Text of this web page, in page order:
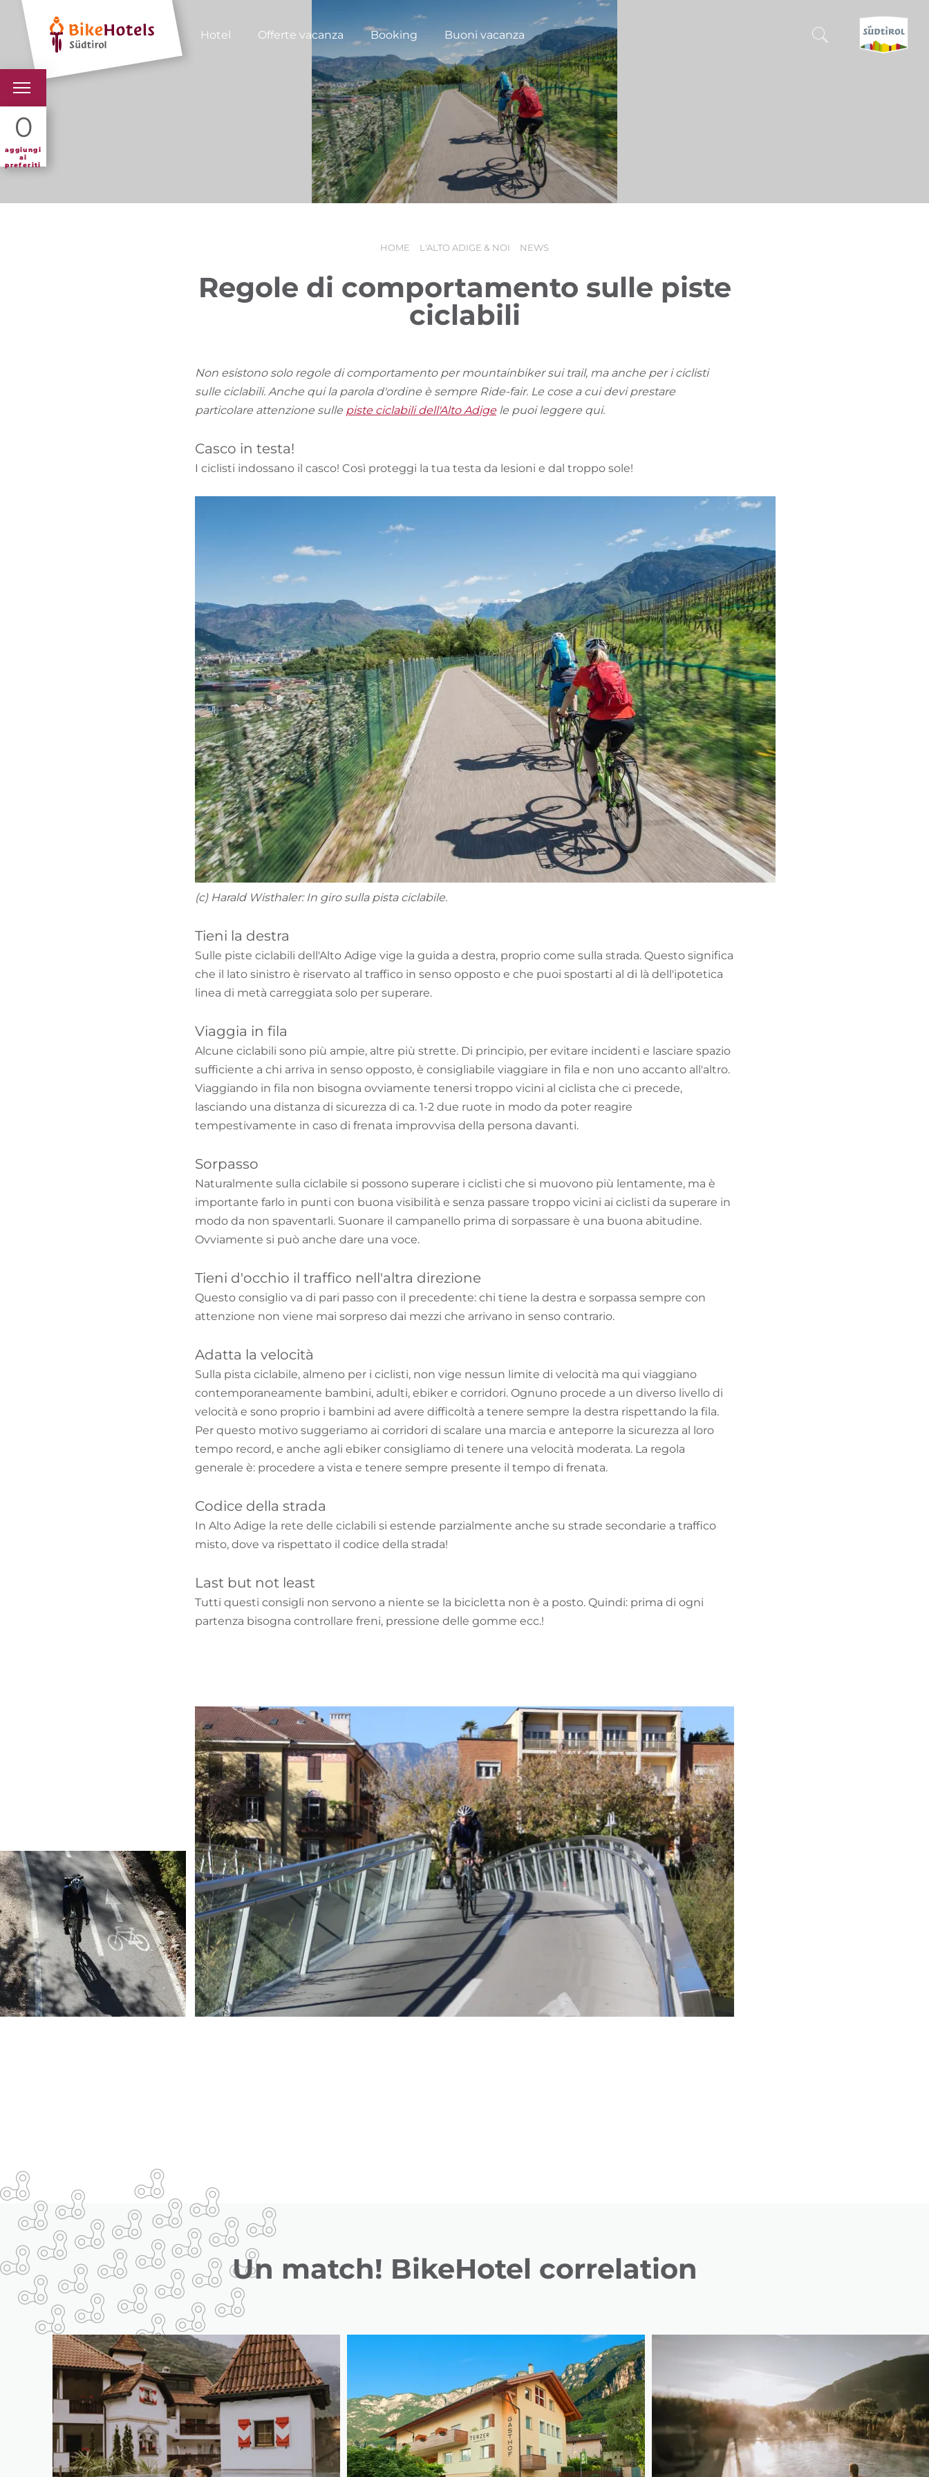
Hotel Offerte vacanza Booking Buoni vacanza
0
aggiungi
ai
preferiti
HOME L'ALTO ADIGE & NOI NEWS
Regole di comportamento sulle piste
ciclabili
Non esistono solo regole di comportamento per mountainbiker sui trail, ma anche per i ciclisti
sulle ciclabili. Anche qui la parola d'ordine è sempre Ride-fair. Le cose a cui devi prestare
particolare attenzione sulle piste ciclabili dell'Alto Adigele puoi leggere qui.
Casco in testa!
I ciclisti indossano il casco! Così proteggi la tua testa da lesioni e dal troppo sole!
(c) Harald Wisthaler: In giro sulla pista ciclabile.
Tieni la destra
Sulle piste ciclabili dell'Alto Adige vige la guida a destra, proprio come sulla strada. Questo significa
che il lato sinistro è riservato al traffico in senso opposto e che puoi spostarti al di là dell'ipotetica
linea di metà carreggiata solo per superare.
Viaggia in fila
Alcune ciclabili sono più ampie, altre più strette. Di principio, per evitare incidenti e lasciare spazio
sufficiente a chi arriva in senso opposto, è consigliabile viaggiare in fila e non uno accanto all'altro.
Viaggiando in fila non bisogna ovviamente tenersi troppo vicini al ciclista che ci precede,
lasciando una distanza di sicurezza di ca. 1-2 due ruote in modo da poter reagire
tempestivamente in caso di frenata improvvisa della persona davanti.
Sorpasso
Naturalmente sulla ciclabile si possono superare i ciclisti che si muovono più lentamente, ma è
importante farlo in punti con buona visibilità e senza passare troppo vicini ai ciclisti da superare in
modo da non spaventarli. Suonare il campanello prima di sorpassare è una buona abitudine.
Ovviamente si può anche dare una voce.
Tieni d'occhio il traffico nell'altra direzione
Questo consiglio va di pari passo con il precedente: chi tiene la destra e sorpassa sempre con
attenzione non viene mai sorpreso dai mezzi che arrivano in senso contrario.
Adatta la velocità
Sulla pista ciclabile, almeno per i ciclisti, non vige nessun limite di velocità ma qui viaggiano
contemporaneamente bambini, adulti, ebiker e corridori. Ognuno procede a un diverso livello di
velocità e sono proprio i bambini ad avere difficoltà a tenere sempre la destra rispettando la fila.
Per questo motivo suggeriamo ai corridori di scalare una marcia e anteporre la sicurezza al loro
tempo record, e anche agli ebiker consigliamo di tenere una velocità moderata. La regola
generale è: procedere a vista e tenere sempre presente il tempo di frenata.
Codice della strada
In Alto Adige la rete delle ciclabili si estende parzialmente anche su strade secondarie a traffico
misto, dove va rispettato il codice della strada!
Last but not least
Tutti questi consigli non servono a niente se la bicicletta non è a posto. Quindi: prima di ogni
partenza bisogna controllare freni, pressione delle gomme ecc.!
Un match! BikeHotel correlation